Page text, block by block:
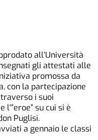
all’Università
gli attestati alle
promossa da
con la partecipazione
i suoi
l'”eroe” su cui si è
Puglisi.
a gennaio le classi